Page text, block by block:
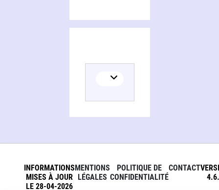
INFORMATIONS
MISES À JOUR
LE 28-04-2026
MENTIONS
LÉGALES
POLITIQUE DE
CONFIDENTIALITÉ
CONTACT